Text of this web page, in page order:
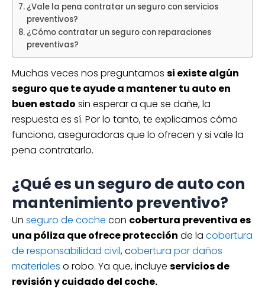
¿Vale la pena contratar un seguro con servicios
preventivos?
¿Cómo contratar un seguro con reparaciones
preventivas?
Muchas veces nos preguntamos si existe algún
seguro que te ayude a mantener tu auto en
buen estado sin esperar a que se dañe, la
respuesta es sí. Por lo tanto, te explicamos cómo
funciona, aseguradoras que lo ofrecen y si vale la
pena contratarlo.
¿Qué es un seguro de auto con
mantenimiento preventivo?
Un seguro de coche con cobertura preventiva es
una póliza que ofrece protección de la cobertura
de responsabilidad civil, cobertura por daños
materiales o robo. Ya que, incluye servicios de
revisión y cuidado del coche.